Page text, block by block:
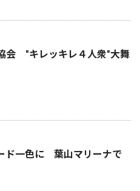
会 "キレッキレ４人衆"大舞
ド一色に 葉山マリーナで